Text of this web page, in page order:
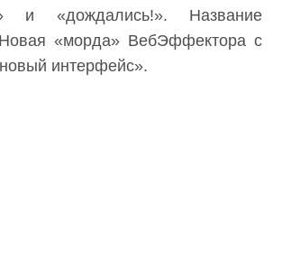
и «дождались!». Название
«морда» ВебЭффектора с
интерфейс».